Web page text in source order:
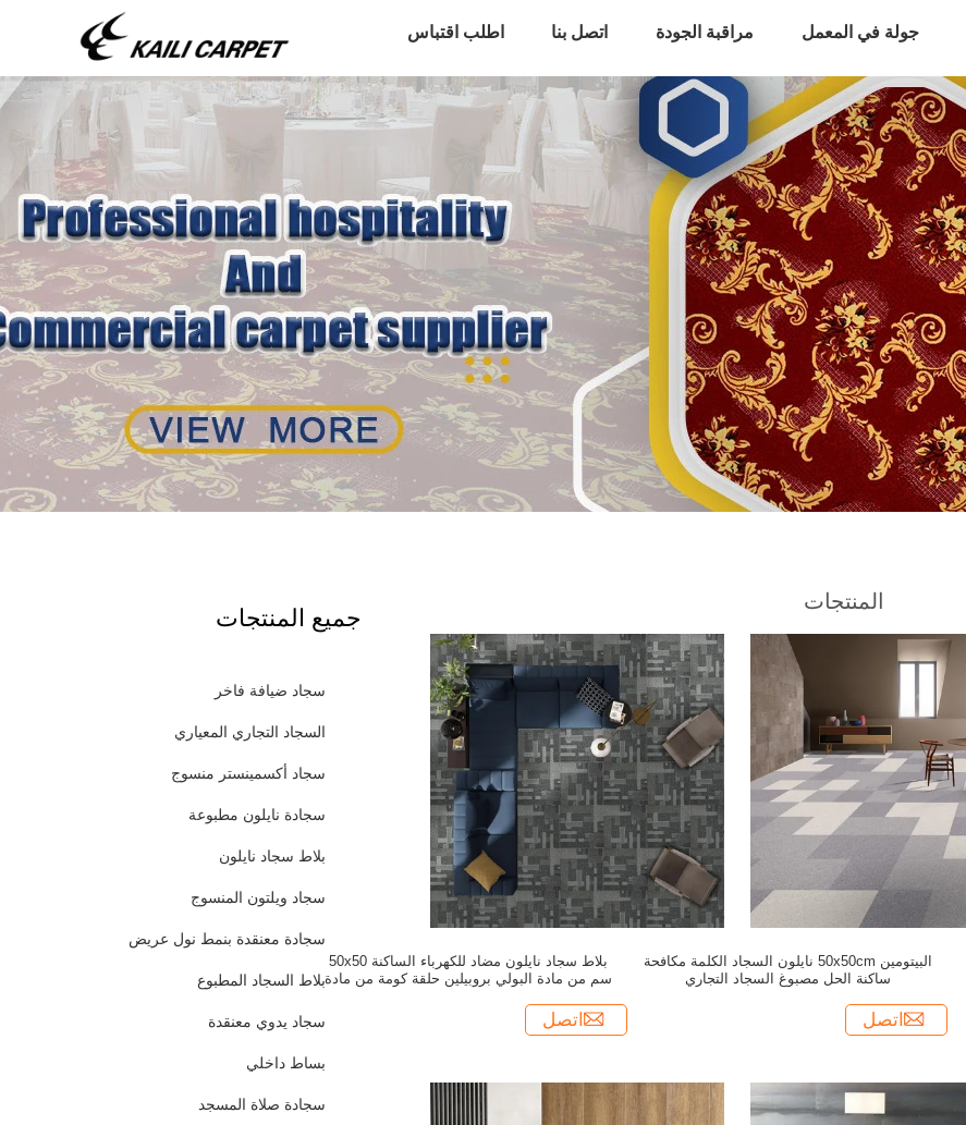
جولة في المعمل مراقبة الجودة اتصل بنا اطلب اقتباس
جميع المنتجات
سجاد ضيافة فاخر
السجاد التجاري المعياري
سجاد أكسمينستر منسوج
سجادة نايلون مطبوعة
بلاط سجاد نايلون
سجاد ويلتون المنسوج
سجادة معنقدة بنمط نول عريض
بلاط السجاد المطبوع
سجاد يدوي معنقدة
بساط داخلي
سجادة صلاة المسجد
المنتجات
بلاط سجاد نايلون مضاد للكهرباء الساكنة 50x50
سم من مادة البولي بروبيلين حلقة كومة من مادة
اتصل
البيتومين 50x50cm نايلون السجاد الكلمة مكافحة
ساكنة الحل مصبوغ السجاد التجاري
اتصل